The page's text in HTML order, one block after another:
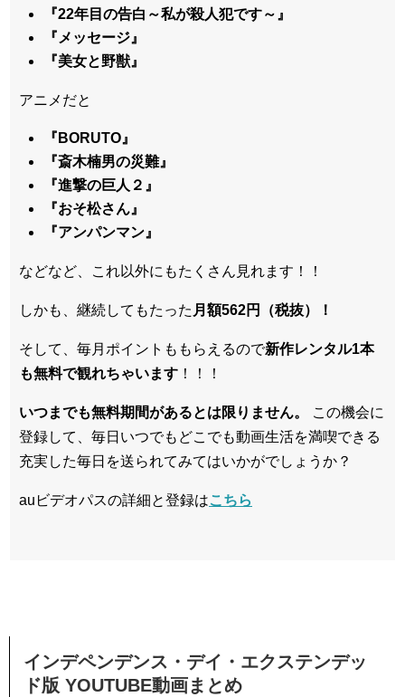
『22年目の告白～私が殺人犯です～』
『メッセージ』
『美女と野獣』
アニメだと
『BORUTO』
『斎木楠男の災難』
『進撃の巨人２』
『おそ松さん』
『アンパンマン』
などなど、これ以外にもたくさん見れます！！
しかも、継続してもたった 月額562円（税抜）！
そして、毎月ポイントももらえるので新作レンタル1本
も無料で観れちゃいます ！！！
いつまでも無料期間があるとは限りません。
この機会に
登録して、毎日いつでもどこでも動画生活を満喫できる
充実した毎日を送られてみてはいかがでしょうか？
auビデオパスの詳細と登録はこちら
インデペンデンス・デイ・エクステンデッ
ド版 YOUTUBE動画まとめ